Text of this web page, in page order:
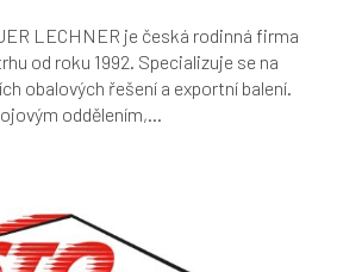
LECHNER je česká rodinná firma
od roku 1992. Specializuje se na
obalových řešení a exportní balení.
oddělením,...